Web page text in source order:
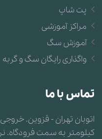
پت شاپ
مراکز آموزشی
آموزش سگ
واگذاری رایگان سگ و گربه
تماس با ما
کیلومتر به سمت فرودگاه.